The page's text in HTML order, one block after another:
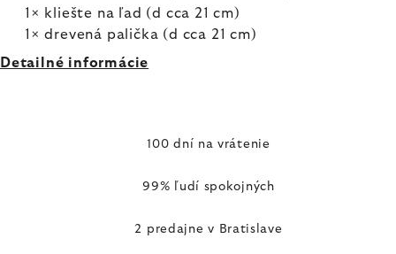
1× kliešte na ľad (d cca 21 cm)
1× drevená palička (d cca 21 cm)
Detailné informácie
100 dní na vrátenie
99% ľudí spokojných
2 predajne v Bratislave